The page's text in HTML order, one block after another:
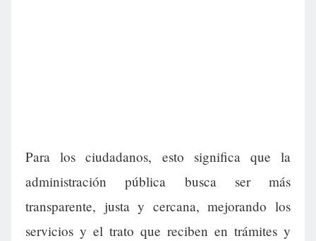
Para los ciudadanos, esto significa que la
administración pública busca ser más
transparente, justa y cercana, mejorando los
servicios y el trato que reciben en trámites y